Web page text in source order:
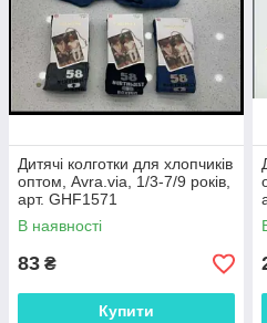
Дитячі колготки для хлопчиків
оптом, Avra.via, 1/3-7/9 років,
арт. GHF1571
В наявності
83 ₴
Купити